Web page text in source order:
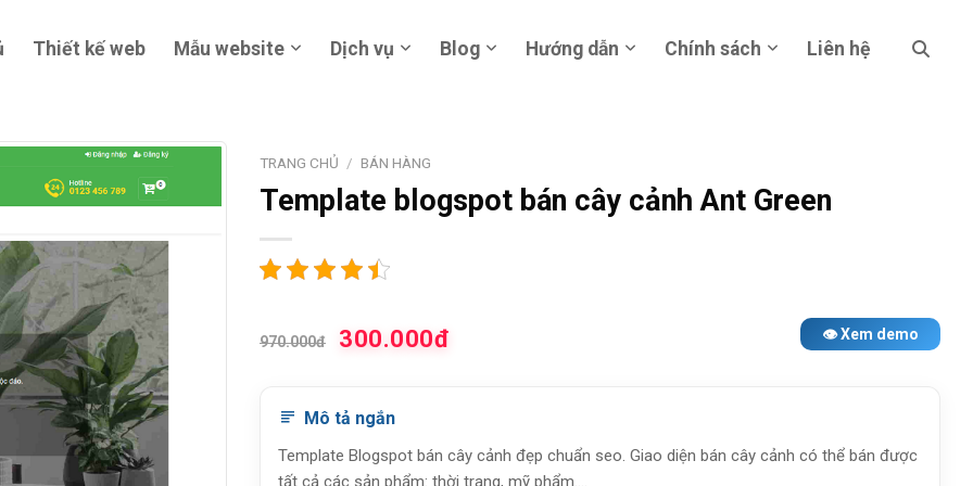
Thiết kế web Mẫu website Dịch vụ Blog Hướng dẫn Chính sách Liên hệ
TRANG CHỦ / BÁN HÀNG
Template blogspot bán cây cảnh Ant Green
970.000đ 300.000đ 👁 Xem demo
Mô tả ngắn
Template Blogspot bán cây cảnh đẹp chuẩn seo. Giao diện bán cây cảnh có thể bán được
tất cả các sản phẩm: thời trang, mỹ phẩm....